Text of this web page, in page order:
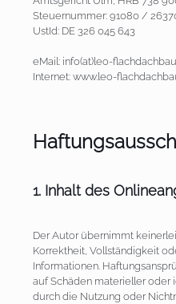
Steuernummer: 91080 /
UstId: DE 326 045 643
eMail: info(at)leo-
Internet: www.leo-
1. Inhalt des
Der Autor übernimmt
Korrektheit, Vollständigkeit
Informationen.
auf Schäden materieller oder
durch die Nutzung oder